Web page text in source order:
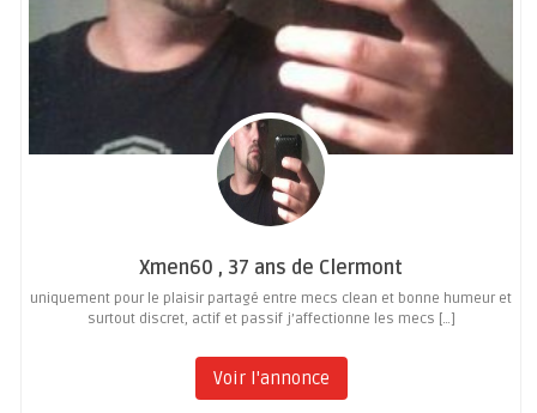
Xmen60 , 37 ans de Clermont
uniquement pour le plaisir partagé entre mecs clean et bonne humeur et
surtout discret, actif et passif j’affectionne les mecs […]
Voir l'annonce